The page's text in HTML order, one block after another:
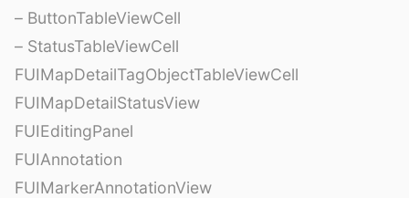
– ButtonTableViewCell
– StatusTableViewCell
FUIMapDetailTagObjectTableViewCell
FUIMapDetailStatusView
FUIEditingPanel
FUIAnnotation
FUIMarkerAnnotationView